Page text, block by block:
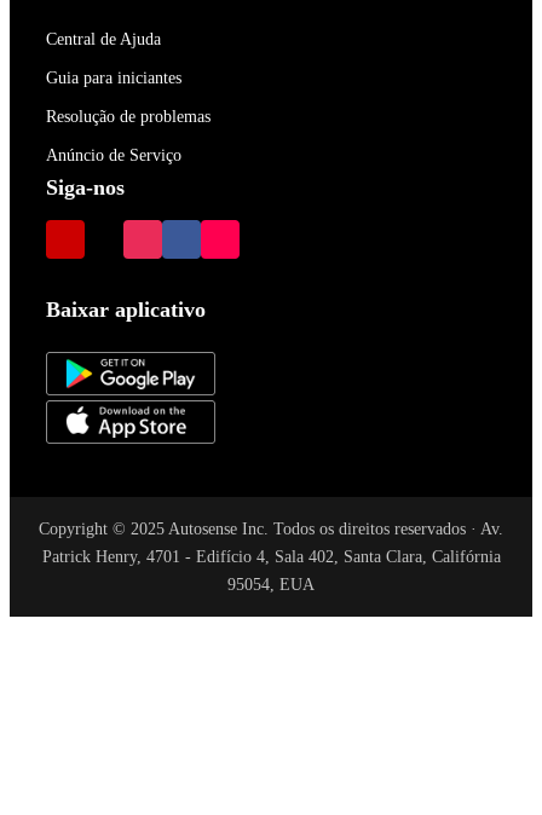
Central de Ajuda
Guia para iniciantes
Resolução de problemas
Anúncio de Serviço
Siga-nos
Baixar aplicativo
Copyright © 2025 Autosense Inc. Todos os direitos reservados · Av.
Patrick Henry, 4701 - Edifício 4, Sala 402, Santa Clara, Califórnia
95054, EUA